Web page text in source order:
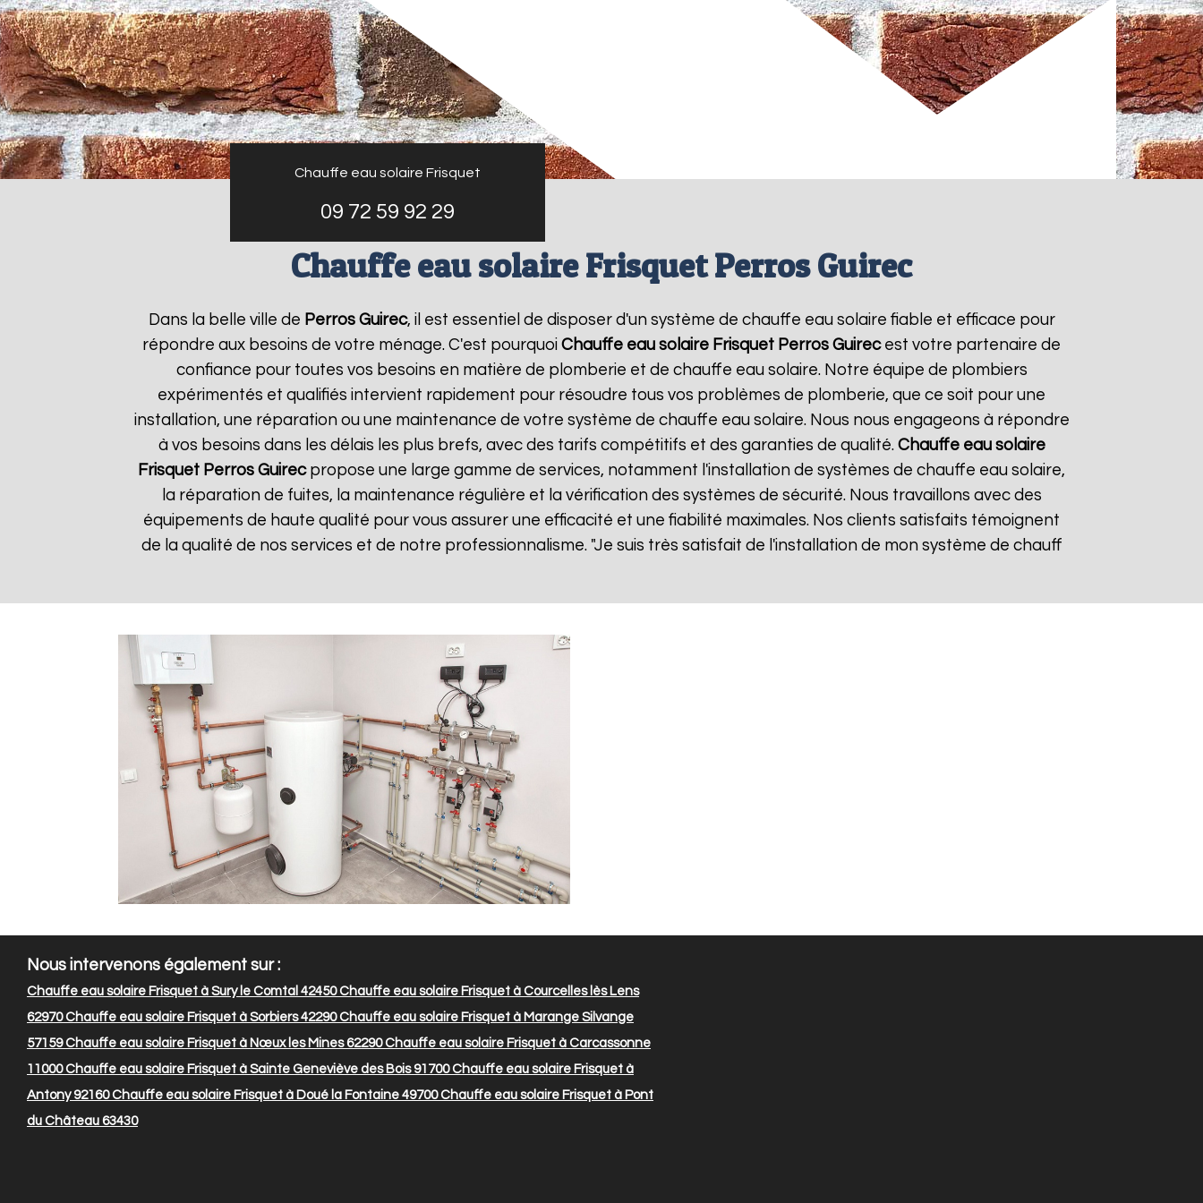
Chauffe eau solaire Frisquet
09 72 59 92 29
Chauffe eau solaire Frisquet Perros Guirec
Dans la belle ville de Perros Guirec, il est essentiel de disposer d'un système de chauffe eau solaire fiable et efficace pour
répondre aux besoins de votre ménage. C'est pourquoi Chauffe eau solaire Frisquet Perros Guirecest votre partenaire de
confiance pour toutes vos besoins en matière de plomberie et de chauffe eau solaire. Notre équipe de plombiers
expérimentés et qualifiés intervient rapidement pour résoudre tous vos problèmes de plomberie, que ce soit pour une
installation, une réparation ou une maintenance de votre système de chauffe eau solaire. Nous nous engageons à répondre
à vos besoins dans les délais les plus brefs, avec des tarifs compétitifs et des garanties de qualité. Chauffe eau solaire
Frisquet Perros Guirecpropose une large gamme de services, notamment l'installation de systèmes de chauffe eau solaire,
la réparation de fuites, la maintenance régulière et la vérification des systèmes de sécurité. Nous travaillons avec des
équipements de haute qualité pour vous assurer une efficacité et une fiabilité maximales. Nos clients satisfaits témoignent
de la qualité de nos services et de notre professionnalisme. "Je suis très satisfait de l'installation de mon système de chauff
Nous intervenons également sur :
Chauffe eau solaire Frisquet à Sury le Comtal 42450Chauffe eau solaire Frisquet à Courcelles lès Lens
62970Chauffe eau solaire Frisquet à Sorbiers 42290Chauffe eau solaire Frisquet à Marange Silvange
57159Chauffe eau solaire Frisquet à Nœux les Mines 62290Chauffe eau solaire Frisquet à Carcassonne
11000Chauffe eau solaire Frisquet à Sainte Geneviève des Bois 91700Chauffe eau solaire Frisquet à
Antony 92160Chauffe eau solaire Frisquet à Doué la Fontaine 49700Chauffe eau solaire Frisquet à Pont
du Château 63430